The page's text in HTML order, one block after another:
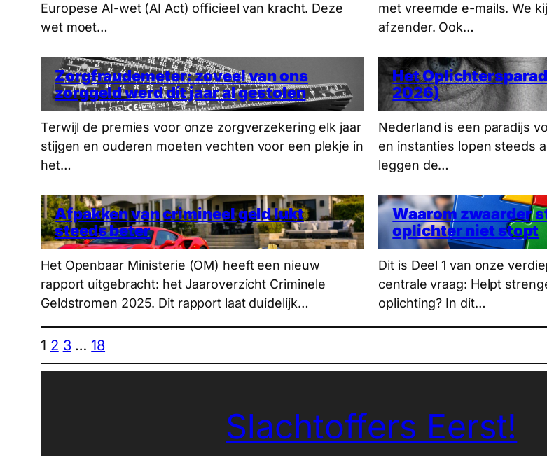
Europese AI-wet (AI Act) officieel van kracht. Deze
wet moet…
met vreemde e-mails. We
afzender. Ook…
Zorgfraudemeter: zoveel van ons
zorggeld werd dít jaar al gestolen
Terwijl de premies voor onze zorgverzekering elk jaar
stijgen en ouderen moeten vechten voor een plekje in
het…
Het
2026)
Nederland is een paradijs
en instanties lopen steeds
leggen de…
Afpakken van crimineel geld lukt
steeds beter
Het Openbaar Ministerie (OM) heeft een nieuw
rapport uitgebracht: het Jaaroverzicht Criminele
Geldstromen 2025. Dit rapport laat duidelijk…
Waarom zwaarder
oplichter niet stopt
Dit is Deel 1 van onze
centrale vraag: Helpt
oplichting? In dit…
1 2 3 … 18
Slachtoffers Eerst!